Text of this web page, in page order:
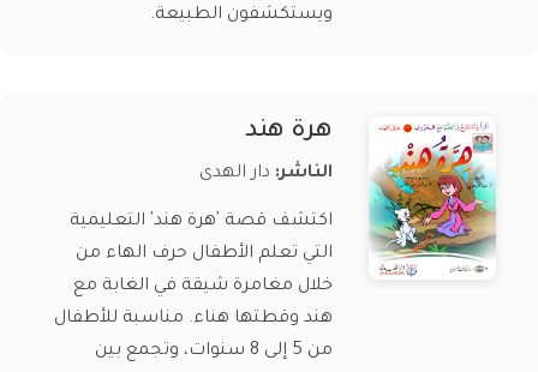
ويستكشفون الطبيعة.
هرة هند
الناشر: دار الهدى
اكتشف قصة 'هرة هند' التعليمية
التي تعلم الأطفال حرف الهاء من
خلال مغامرة شيقة في الغابة مع
هند وقطتها هناء. مناسبة للأطفال
من 5 إلى 8 سنوات، وتجمع بين